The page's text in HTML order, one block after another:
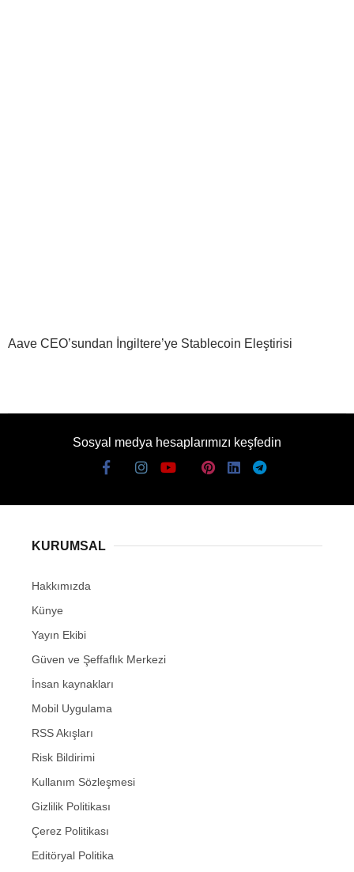
Aave CEO’sundan İngiltere’ye Stablecoin Eleştirisi
Sosyal medya hesaplarımızı keşfedin
KURUMSAL
Hakkımızda
Künye
Yayın Ekibi
Güven ve Şeffaflık Merkezi
İnsan kaynakları
Mobil Uygulama
RSS Akışları
Risk Bildirimi
Kullanım Sözleşmesi
Gizlilik Politikası
Çerez Politikası
Editöryal Politika